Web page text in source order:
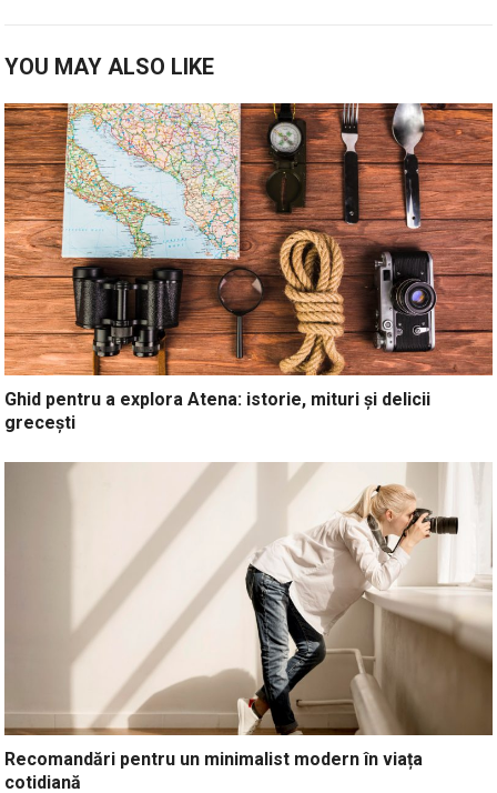
YOU MAY ALSO LIKE
Ghid pentru a explora Atena: istorie, mituri și delicii
grecești
Recomandări pentru un minimalist modern în viața
cotidiană